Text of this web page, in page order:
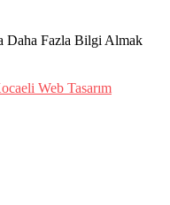
Daha Fazla Bilgi Almak
Web Tasarım